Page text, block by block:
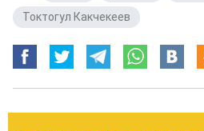
Токтогул Какчекеев